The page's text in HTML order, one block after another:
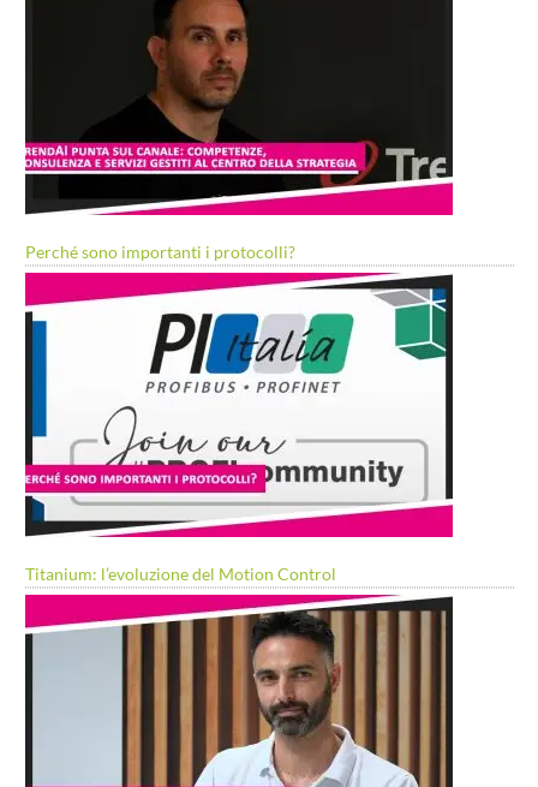
Perché sono importanti i protocolli?
Titanium: l’evoluzione del Motion Control